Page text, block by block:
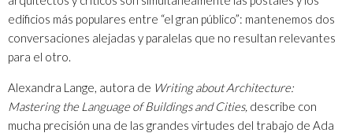
edificios más populares entre “el gran público”: mantenemos dos
conversaciones alejadas y paralelas que no resultan relevantes
para el otro.
Alexandra Lange, autora de Writing about Architecture:
Mastering the Language of Buildings and Cities, describe con
mucha precisión una de las grandes virtudes del trabajo de Ada